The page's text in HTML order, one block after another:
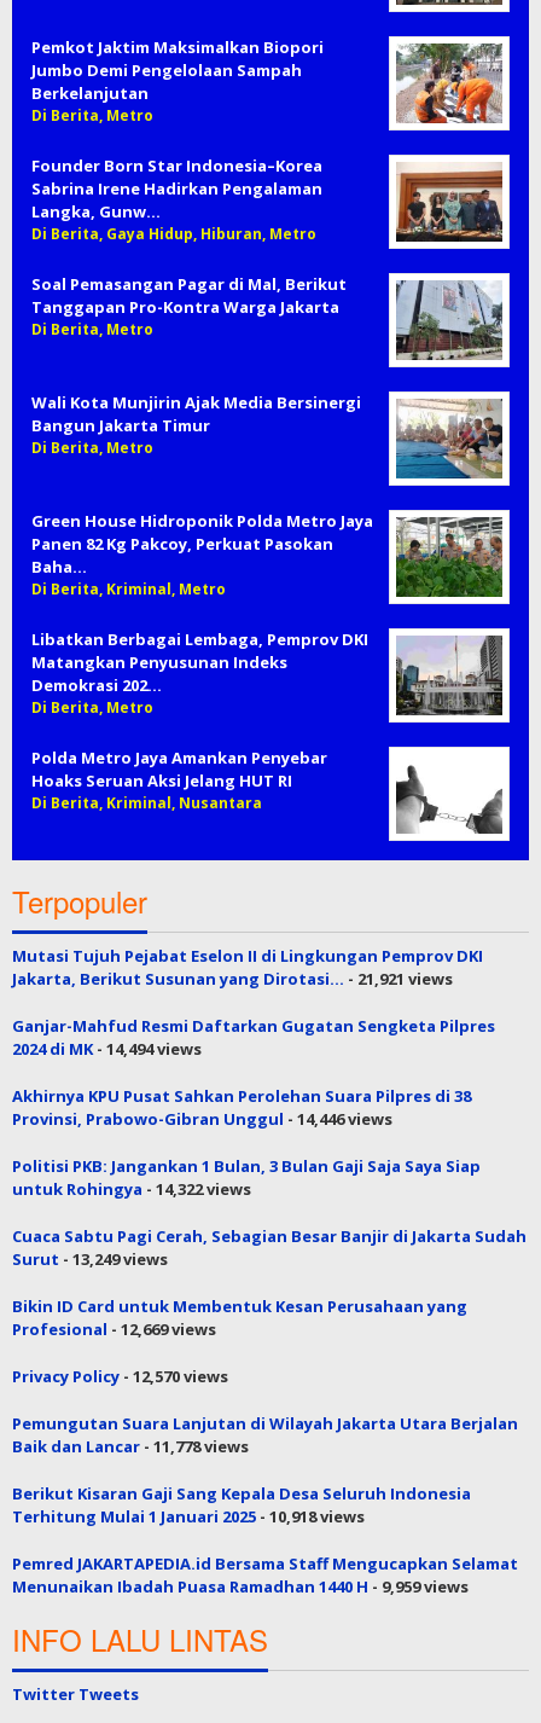
Pemkot Jaktim Maksimalkan Biopori
Jumbo Demi Pengelolaan Sampah
Berkelanjutan
Di Berita, Metro
Founder Born Star Indonesia–Korea
Sabrina Irene Hadirkan Pengalaman
Langka, Gunw…
Di Berita, Gaya Hidup, Hiburan, Metro
Soal Pemasangan Pagar di Mal, Berikut
Tanggapan Pro-Kontra Warga Jakarta
Di Berita, Metro
Wali Kota Munjirin Ajak Media Bersinergi
Bangun Jakarta Timur
Di Berita, Metro
Green House Hidroponik Polda Metro Jaya
Panen 82 Kg Pakcoy, Perkuat Pasokan
Baha…
Di Berita, Kriminal, Metro
Libatkan Berbagai Lembaga, Pemprov DKI
Matangkan Penyusunan Indeks
Demokrasi 202…
Di Berita, Metro
Polda Metro Jaya Amankan Penyebar
Hoaks Seruan Aksi Jelang HUT RI
Di Berita, Kriminal, Nusantara
Terpopuler
Mutasi Tujuh Pejabat Eselon II di Lingkungan Pemprov DKI
Jakarta, Berikut Susunan yang Dirotasi… - 21,921 views
Ganjar-Mahfud Resmi Daftarkan Gugatan Sengketa Pilpres
2024 di MK- 14,494 views
Akhirnya KPU Pusat Sahkan Perolehan Suara Pilpres di 38
Provinsi, Prabowo-Gibran Unggul - 14,446 views
Politisi PKB: Jangankan 1 Bulan, 3 Bulan Gaji Saja Saya Siap
untuk Rohingya - 14,322 views
Cuaca Sabtu Pagi Cerah, Sebagian Besar Banjir di Jakarta Sudah
Surut - 13,249 views
Bikin ID Card untuk Membentuk Kesan Perusahaan yang
Profesional - 12,669 views
Privacy Policy - 12,570 views
Pemungutan Suara Lanjutan di Wilayah Jakarta Utara Berjalan
Baik dan Lancar - 11,778 views
Berikut Kisaran Gaji Sang Kepala Desa Seluruh Indonesia
Terhitung Mulai 1 Januari 2025 - 10,918 views
Pemred JAKARTAPEDIA.id Bersama Staff Mengucapkan Selamat
Menunaikan Ibadah Puasa Ramadhan 1440 H - 9,959 views
INFO LALU LINTAS
Twitter Tweets